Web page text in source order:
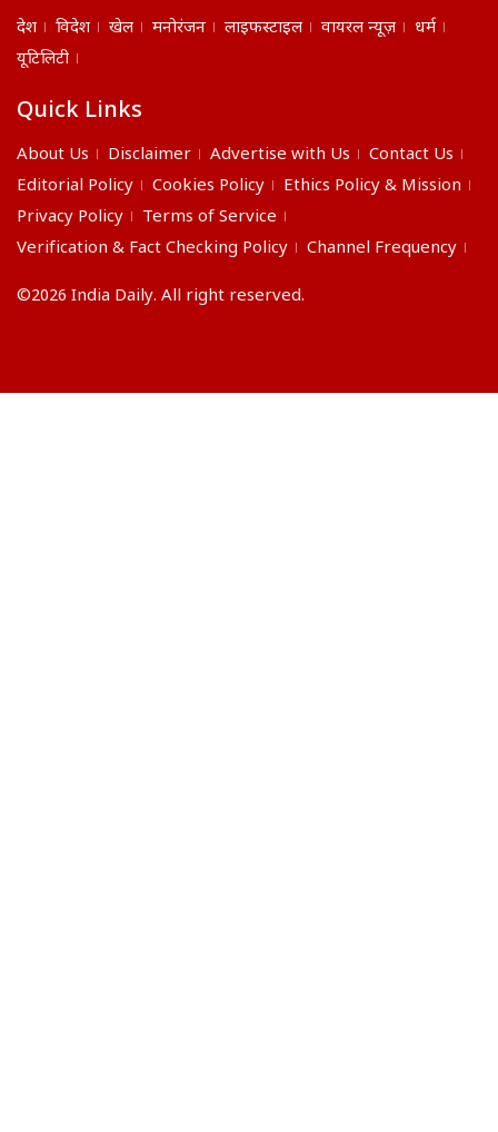
देश विदेश खेल मनोरंजन लाइफस्टाइल वायरल न्यूज़
धर्म
यूटिलिटी
Quick Links
About Us Disclaimer Advertise with Us
Contact Us
Editorial Policy
Cookies Policy
Ethics Policy & Mission
Privacy Policy
Terms of Service
Verification & Fact Checking Policy
Channel Frequency
©2026 India Daily. All right reserved.